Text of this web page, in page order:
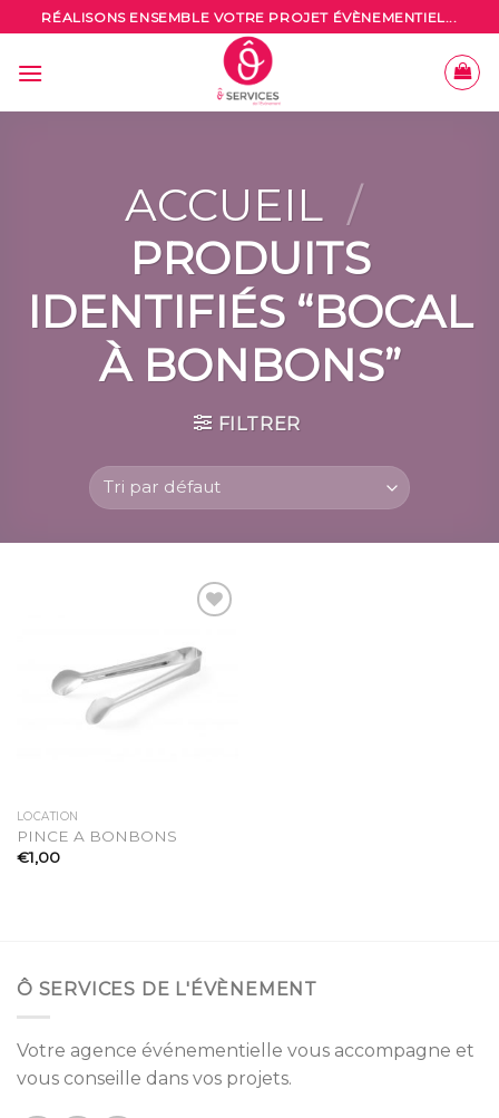
to
content
RÉALISONS ENSEMBLE VOTRE PROJET ÉVÈNEMENTIEL...
ACCUEIL /
PRODUITS
IDENTIFIÉS “BOCAL
À BONBONS”
FILTRER
Ajouter
LOCATION
PINCE A BONBONS
€1,00
Ô SERVICES DE L'ÉVÈNEMENT
Votre agence événementielle vous accompagne et
vous conseille dans vos projets.